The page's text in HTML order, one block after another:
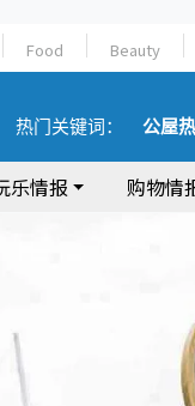
Food Beauty
热门关键词： 公屋
乐情报 购物情